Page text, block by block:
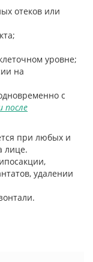
отеков или
уровне;
на
с
после
при любых и
лице.
удалении